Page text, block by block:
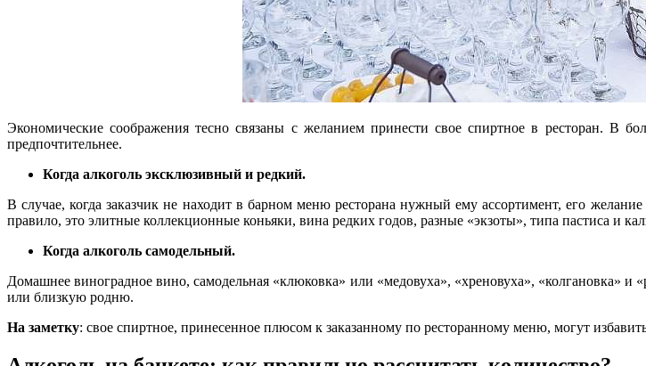
Экономические соображения тесно связаны с желанием принести свое спиртное в ресторан. В
предпочтительнее.
Когда алкоголь эксклюзивный и редкий.
В случае, когда заказчик не находит в барном меню ресторана нужный ему ассортимент, его
правило, это элитные коллекционные коньяки, вина редких годов, разные «экзоты», типа пастиса и
Когда алкоголь самодельный.
Домашнее виноградное вино, самодельная «клюковка» или «медовуха», «хреновуха», «колгановка» и
или близкую родню.
На заметку: свое спиртное, принесенное плюсом к заказанному по ресторанному меню, могут